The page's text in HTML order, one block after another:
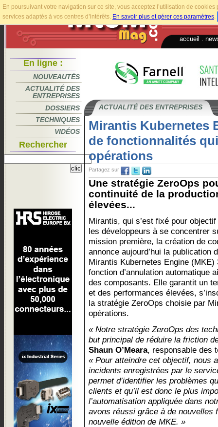
En poursuivant votre navigation sur ce site, vous acceptez l’utilisation de
services adaptés à vos centres d’intérêts. En savoir plus et gérer ces paramètres.
accueil
En ligne :
NOUVEAUTÉS
ACTUALITÉ DES
ENTREPRISES
DOSSIERS
TECHNIQUES
VIDÉOS
Rechercher
ACTUALITÉ DES ENTREPRISES
Mirantis Kubernetes
de fonctionnalités
opérations
Partagez sur
Une stratégie ZeroOps
continuité de la
élevées...
Mirantis, qui s’est fixé pour objectif
les développeurs à se concentrer
mission première, la création de
annonce aujourd’hui la publication
Mirantis Kubernetes Engine
fonction d’annulation automatique
des composants. Elle garantit un
et des performances élevées,
la stratégie ZeroOps choisie par
opérations.
« Notre stratégie ZeroOps des
but principal de réduire la friction
Shaun O’Meara, responsable des
« Pour atteindre cet objectif, nous
incidents enregistrées par le
permet d’identifier les problèmes
clients et qu’il est donc le plus
l’automatisation appliquée dans
avons réussi grâce à de nouvelles
nouvelle édition de MKE. »